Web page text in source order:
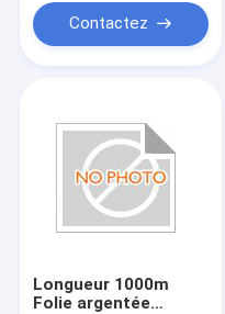
Contactez
Longueur 1000m
Folie argentée